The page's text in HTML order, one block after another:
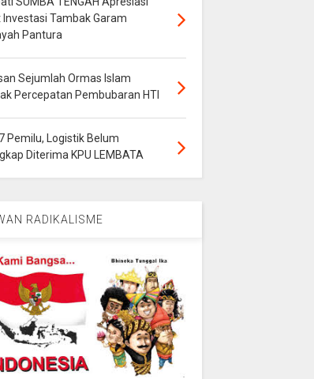
Investasi Tambak Garam
Pantura
Sejumlah Ormas Islam
Percepatan Pembubaran HTI
Pemilu, Logistik Belum
Diterima KPU LEMBATA
RADIKALISME